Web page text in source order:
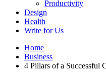
Productivity
Design
Health
Write for Us
Home
Business
4 Pillars of a Successful